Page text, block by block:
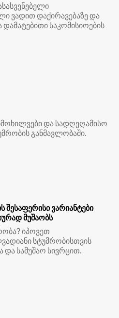
ვადით დაქირავებაზე და
საკომისიოების
და სადღეღამისო
განმავლობაში.
შესაფერისი ვარიანტები
მუშაობს
იპოვეთ
სტუმრობისთვის
და სამუშაო სივრცით.